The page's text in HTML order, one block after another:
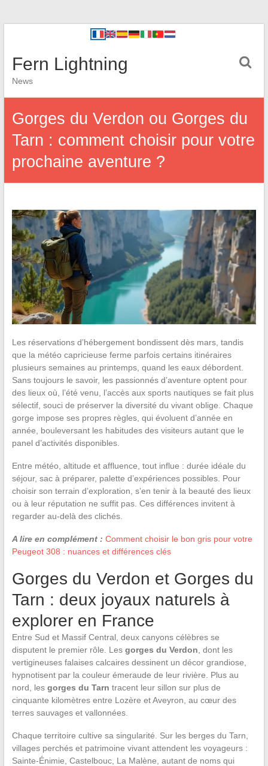
Fern Lightning
News
Gorges du Verdon ou Gorges du
Tarn : comment choisir pour votre
prochaine aventure ?
Les réservations d’hébergement bondissent dès mars, tandis
que la météo capricieuse ferme parfois certains itinéraires
plusieurs semaines au printemps, quand les eaux débordent.
Sans toujours le savoir, les passionnés d’aventure optent pour
des lieux où, l’été venu, l’accès aux sports nautiques se fait plus
sélectif, souci de préserver la diversité du vivant oblige. Chaque
gorge impose ses propres règles, qui évoluent d’année en
année, bouleversant les habitudes des visiteurs autant que le
panel d’activités disponibles.
Entre météo, altitude et affluence, tout influe : durée idéale du
séjour, sac à préparer, palette d’expériences possibles. Pour
choisir son terrain d’exploration, s’en tenir à la beauté des lieux
ou à leur réputation ne suffit pas. Ces différences invitent à
regarder au-delà des clichés.
A lire en complément : Comment choisir le bon gris pour votre
Peugeot 308 : nuances et différences clés
Gorges du Verdon et Gorges du
Tarn : deux joyaux naturels à
explorer en France
Entre Sud et Massif Central, deux canyons célèbres se
disputent le premier rôle. Les gorges du Verdon , dont les
vertigineuses falaises calcaires dessinent un décor grandiose,
hypnotisent par la couleur émeraude de leur rivière. Plus au
nord, les gorges du Tarn tracent leur sillon sur plus de
cinquante kilomètres entre Lozère et Aveyron, au cœur des
terres sauvages et vallonnées.
Chaque territoire cultive sa singularité. Sur les berges du Tarn,
villages perchés et patrimoine vivant attendent les voyageurs :
Sainte-Énimie, Castelbouc, La Malène, autant de noms qui